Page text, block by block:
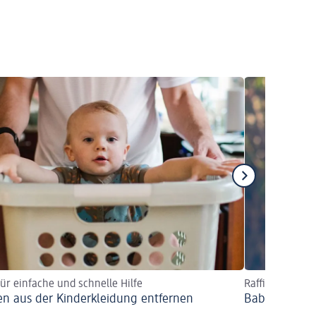
einfache und schnelle Hilfe
aus der Kinderkleidung entfernen
Raffinierte